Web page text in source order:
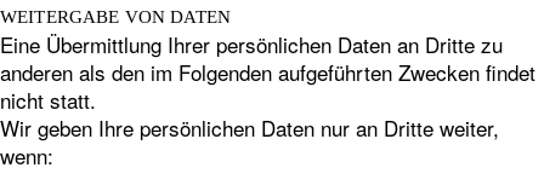
WEITERGABE VON DATEN
Eine Übermittlung Ihrer persönlichen Daten an Dritte zu
anderen als den im Folgenden aufgeführten Zwecken findet
nicht statt.
Wir geben Ihre persönlichen Daten nur an Dritte weiter,
wenn: